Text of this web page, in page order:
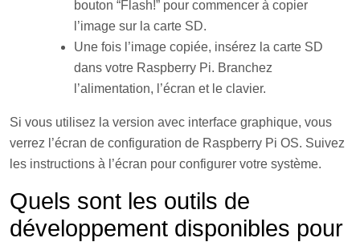
bouton “Flash!” pour commencer à copier
l’image sur la carte SD.
Une fois l’image copiée, insérez la carte SD
dans votre Raspberry Pi. Branchez
l’alimentation, l’écran et le clavier.
Si vous utilisez la version avec interface graphique, vous
verrez l’écran de configuration de Raspberry Pi OS. Suivez
les instructions à l’écran pour configurer votre système.
Quels sont les outils de
développement disponibles pour